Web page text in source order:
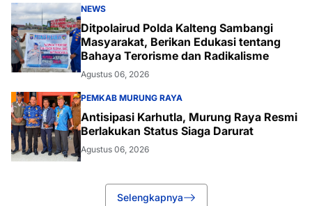
NEWS
Ditpolairud Polda Kalteng Sambangi
Masyarakat, Berikan Edukasi tentang
Bahaya Terorisme dan Radikalisme
Agustus 06, 2026
PEMKAB MURUNG RAYA
Antisipasi Karhutla, Murung Raya Resmi
Berlakukan Status Siaga Darurat
Agustus 06, 2026
Selengkapnya